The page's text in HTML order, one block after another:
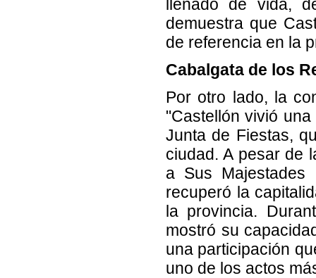
llenado de vida,
demuestra que
de referencia en la
Cabalgata de los
Por otro lado, la
"Castellón vivió
Junta de Fiestas,
ciudad. A pesar de
a Sus Majestades
recuperó la
la provincia.
mostró su
una participación
uno de los actos